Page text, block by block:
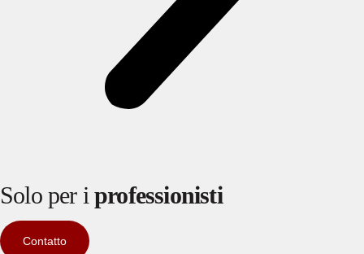
Solo per iprofessionisti
Contatto